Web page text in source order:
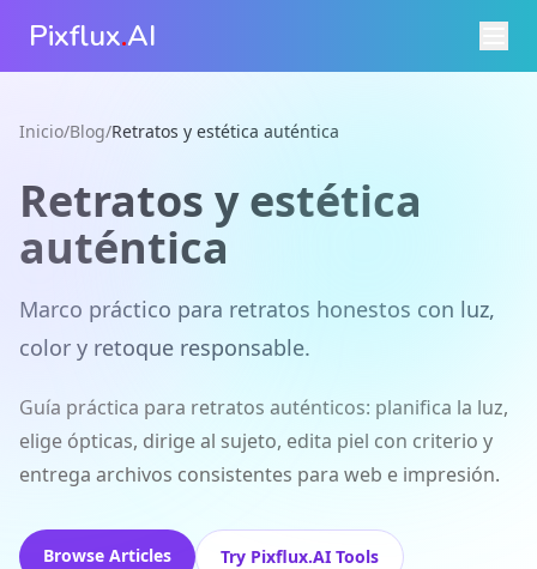
Pixflux.AI
Inicio/Blog/Retratos y estética auténtica
Retratos y estética
auténtica
Marco práctico para retratos honestos con luz,
color y retoque responsable.
Guía práctica para retratos auténticos: planifica la luz,
elige ópticas, dirige al sujeto, edita piel con criterio y
entrega archivos consistentes para web e impresión.
Browse Articles Try Pixflux.AI Tools